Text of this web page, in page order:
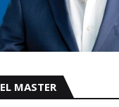
EL MASTER